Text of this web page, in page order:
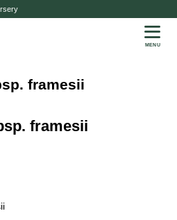
MENU
framesii
framesii